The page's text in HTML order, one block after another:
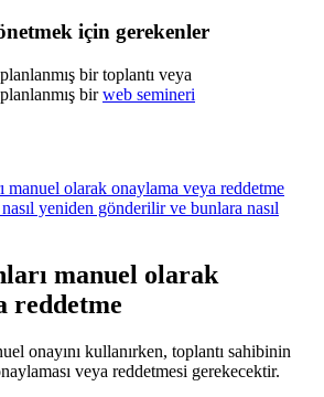
için gerekenler
bir toplantı veya
birweb semineri
manuel olarak onaylama veya reddetme
yeniden gönderilir ve bunlara nasıl
manuel olarak
reddetme
onayını kullanırken, toplantı sahibinin
veya reddetmesi gerekecektir.